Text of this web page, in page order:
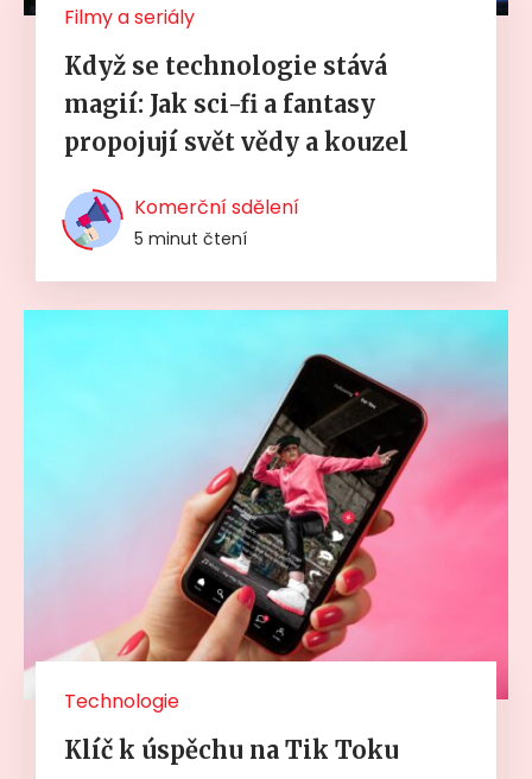
Filmy a seriály
Když se technologie stává
magií: Jak sci-fi a fantasy
propojují svět vědy a kouzel
Komerční sdělení
5 minut čtení
Technologie
Klíč k úspěchu na Tik Toku